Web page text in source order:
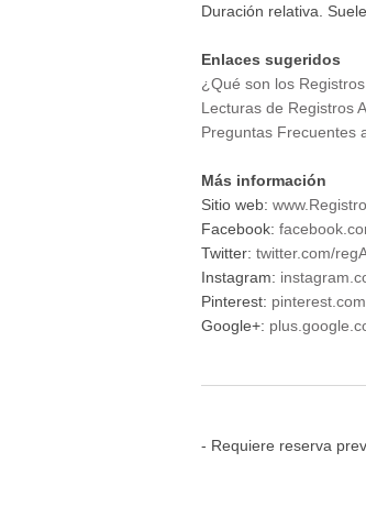
Duración relativa.
Enlaces sugeridos
¿Qué son los
Lecturas de Registros
Preguntas Frecuentes
Más información
Sitio web:
Facebook:
Twitter: twitter.com/
Instagram:
Pinterest:
Google+:
- Requiere reserva